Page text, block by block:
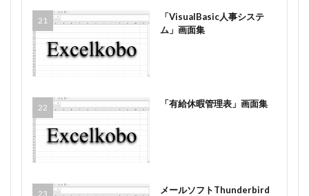
「VisualBasic人事システ
ム」画面集
「有給休暇管理表」画面集
メールソフトThunderbird